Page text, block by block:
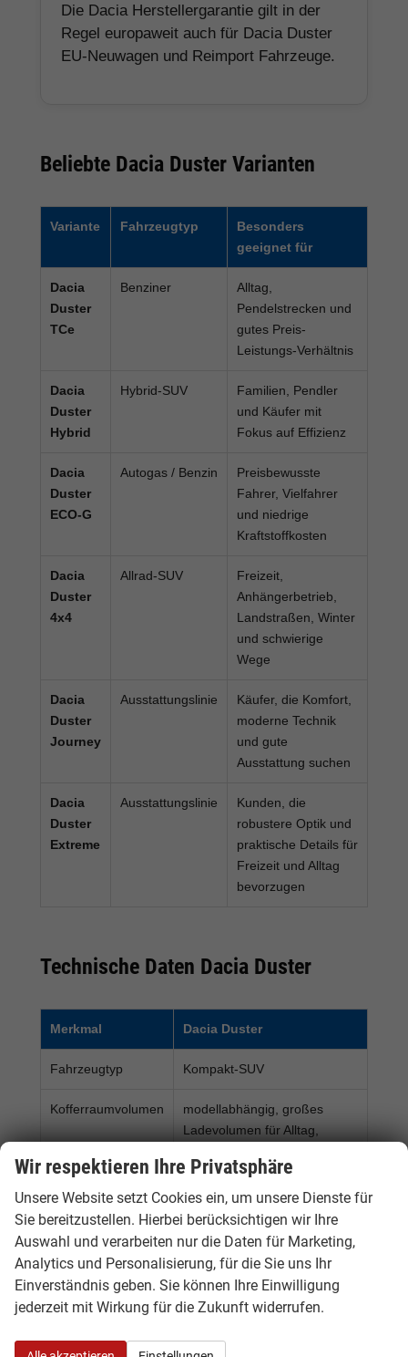
Die Dacia Herstellergarantie gilt in der
Regel europaweit auch für Dacia Duster
EU-Neuwagen und Reimport Fahrzeuge.
Beliebte Dacia Duster Varianten
Variante Fahrzeugtyp
Besonders
geeignet für
Dacia
Duster
TCe
Benziner
Alltag,
Pendelstrecken und
gutes Preis-
Leistungs-Verhältnis
Dacia
Duster
Hybrid
Hybrid-SUV
Familien, Pendler
und Käufer mit
Fokus auf Effizienz
Dacia
Duster
ECO-G
Autogas / Benzin
Preisbewusste
Fahrer, Vielfahrer
und niedrige
Kraftstoffkosten
Dacia
Duster
4x4
Allrad-SUV
Freizeit,
Anhängerbetrieb,
Landstraßen, Winter
und schwierige
Wege
Dacia
Duster
Journey
Ausstattungslinie
Käufer, die Komfort,
moderne Technik
und gute
Ausstattung suchen
Dacia
Duster
Extreme
Ausstattungslinie
Kunden, die
robustere Optik und
praktische Details für
Freizeit und Alltag
bevorzugen
Technische Daten Dacia Duster
Merkmal Dacia Duster
Fahrzeugtyp Kompakt-SUV
Kofferraumvolumen
modellabhängig, großes
Ladevolumen für Alltag,
Antriebe
Benzin, Hybrid, ECO-G oder
4x4, je nach Verfügbarkeit
Leistung
modellabhängig, je nach
Motorisierung und
Ausstattung
Wir respektieren Ihre Privatsphäre
Unsere Website setzt Cookies ein, um unsere Dienste für
Sie bereitzustellen. Hierbei berücksichtigen wir Ihre
Auswahl und verarbeiten nur die Daten für Marketing,
Analytics und Personalisierung, für die Sie uns Ihr
Einverständnis geben. Sie können Ihre Einwilligung
jederzeit mit Wirkung für die Zukunft widerrufen.